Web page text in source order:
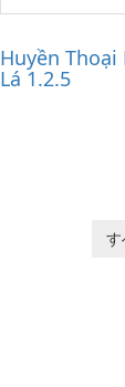
Huyền Thoại
Lá 1.2.5
す